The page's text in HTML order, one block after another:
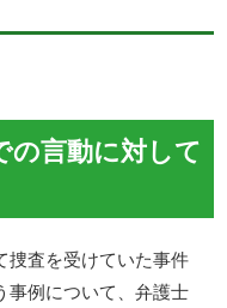
の言動に対して
捜査を受けていた事件
事例について、弁護士